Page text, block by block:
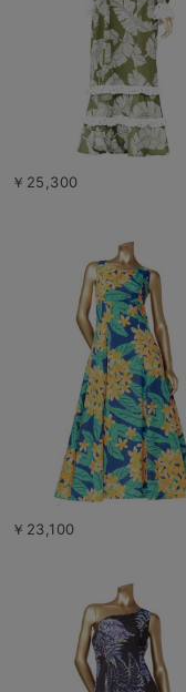
￥25,300
￥23,100